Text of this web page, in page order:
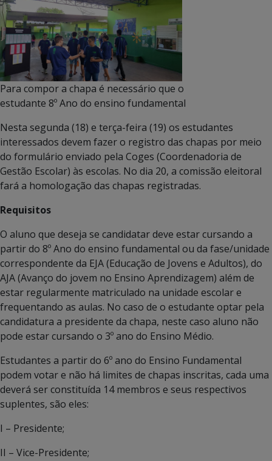
Para compor a chapa é necessário que o
estudante 8º Ano do ensino fundamental
Nesta segunda (18) e terça-feira (19) os estudantes
interessados devem fazer o registro das chapas por meio
do formulário enviado pela Coges (Coordenadoria de
Gestão Escolar) às escolas. No dia 20, a comissão eleitoral
fará a homologação das chapas registradas.
Requisitos
O aluno que deseja se candidatar deve estar cursando a
partir do 8º Ano do ensino fundamental ou da fase/unidade
correspondente da EJA (Educação de Jovens e Adultos), do
AJA (Avanço do jovem no Ensino Aprendizagem) além de
estar regularmente matriculado na unidade escolar e
frequentando as aulas. No caso de o estudante optar pela
candidatura a presidente da chapa, neste caso aluno não
pode estar cursando o 3º ano do Ensino Médio.
Estudantes a partir do 6º ano do Ensino Fundamental
podem votar e não há limites de chapas inscritas, cada uma
deverá ser constituída 14 membros e seus respectivos
suplentes, são eles:
I – Presidente;
II – Vice-Presidente;